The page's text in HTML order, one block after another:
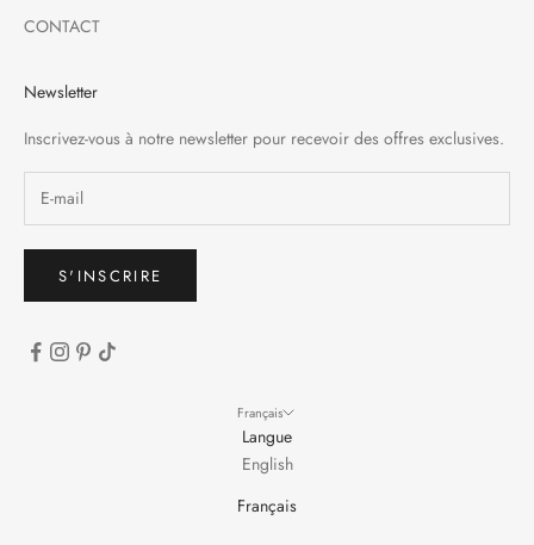
CONTACT
Newsletter
Inscrivez-vous à notre newsletter pour recevoir des offres exclusives.
S'INSCRIRE
Français
Langue
English
Français